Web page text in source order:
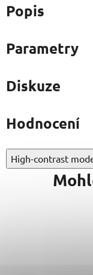
Popis
Parametry
Diskuze
Hodnocení
High-contrast